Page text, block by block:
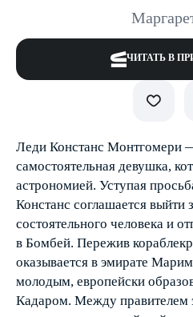
ЧИТАТЬ В
Леди Констанс Монтгомери
самостоятельная девушка,
астрономией. Уступая
Констанс соглашается выйти
состоятельного человека и
в Бомбей. Пережив
оказывается в эмирате
молодым, европейски
Кадаром. Между правителем